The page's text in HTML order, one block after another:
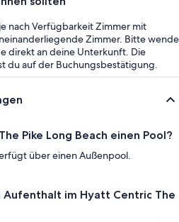
nach Verfügbarkeit Zimmer mit
Zimmer. Bitte wende
direkt an deine Unterkunft. Die
du auf der Buchungsbestätigung.
Pike Long Beach einen Pool?
über einen Außenpool.
im Hyatt Centric The